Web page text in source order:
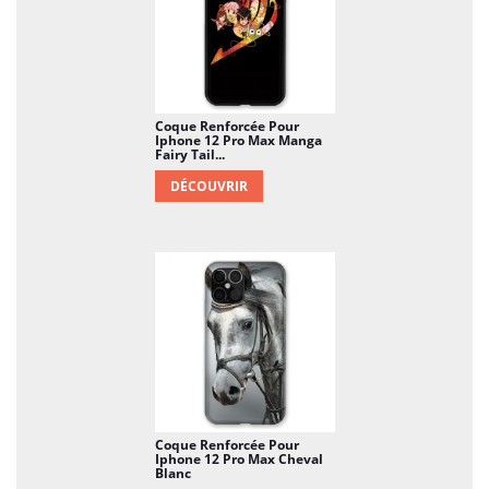
Coque Renforcée Pour
Iphone 12 Pro Max Manga
Fairy Tail...
DÉCOUVRIR
Coque Renforcée Pour
Iphone 12 Pro Max Cheval
Blanc